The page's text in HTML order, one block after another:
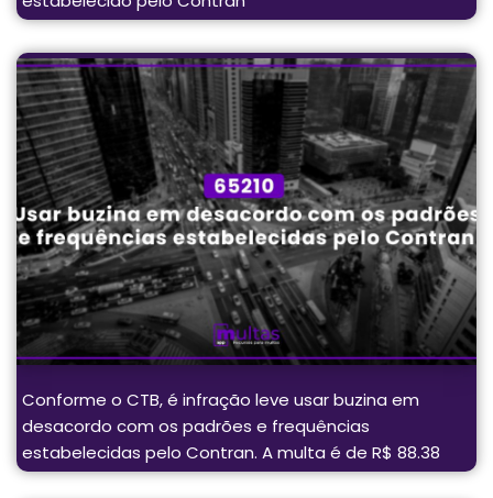
Conforme o CTB, é infração leve usar buzina em
desacordo com os padrões e frequências
estabelecidas pelo Contran. A multa é de R$ 88.38